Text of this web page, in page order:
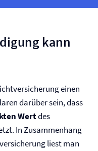
kann
einen
darüber sein, dass
Wertdes
In Zusammenhang
liest man